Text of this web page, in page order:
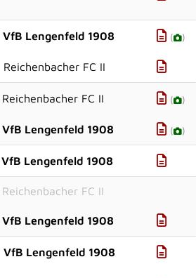
VfB Lengenfeld 1908 ( )
Reichenbacher FC II
Reichenbacher FC II ( )
VfB Lengenfeld 1908 ( )
VfB Lengenfeld 1908
Reichenbacher FC II
VfB Lengenfeld 1908
VfB Lengenfeld 1908